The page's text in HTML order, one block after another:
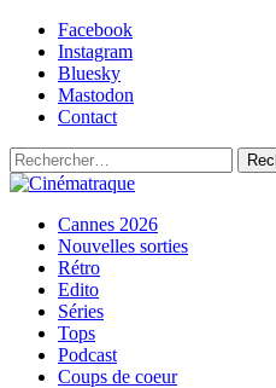
Skip
content
Facebook
Instagram
Bluesky
Mastodon
Contact
Rechercher :
Cinématraque
Si on avait du talent, on ferait des
Primary
Menu
Cannes 2026
Nouvelles sorties
Rétro
Edito
Séries
Tops
Podcast
Coups de coeur